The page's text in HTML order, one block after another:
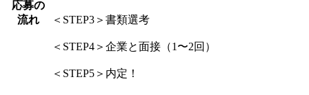
応募の
流れ
＜STEP3＞書類選考
＜STEP4＞企業と面接（1〜2回）
＜STEP5＞内定！